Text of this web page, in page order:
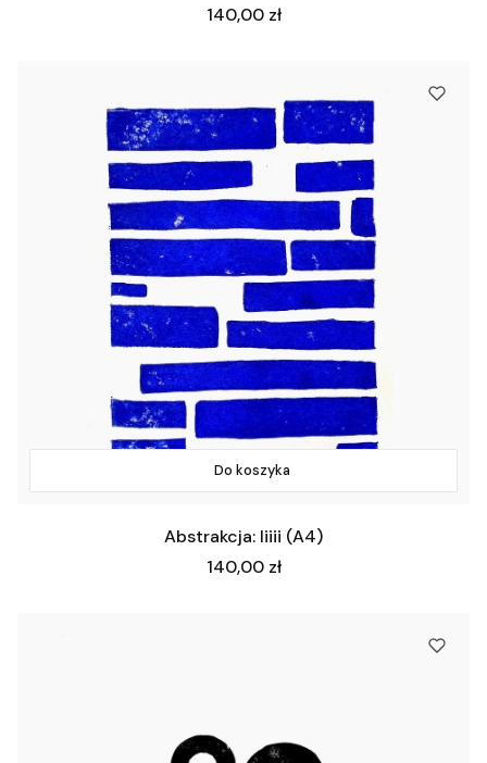
Cena
140,00 zł
Do koszyka
Abstrakcja: Iiiii (A4)
Cena
140,00 zł